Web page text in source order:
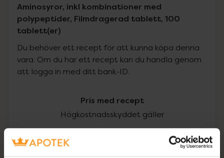
Aminosyror, inkl kombinationer med
polypeptider, Filmdragerad tablett, 100
tablett(er)
Du behöver ett recept för att kunna köpa denna
vara. Om du har ett recept kan du handla genom
att logga in med ditt bank-ID.
Pris med recept
Högkostnadsskyddet gäller
663,25 kr